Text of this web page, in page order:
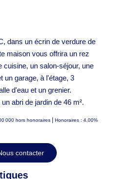
dans un écrin de verdure de
maison vous offrira un rez
cuisine, un salon-séjour, une
un garage, à l'étage, 3
d'eau et un grenier.
abri de jardin de 46 m².
000 hors honoraires | Honoraires : 4.00%
contacter